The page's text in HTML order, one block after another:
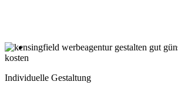
Beratung oder Rückruf anfordern
Schweiz: 043 508 66 63
Individuelle Gestaltung